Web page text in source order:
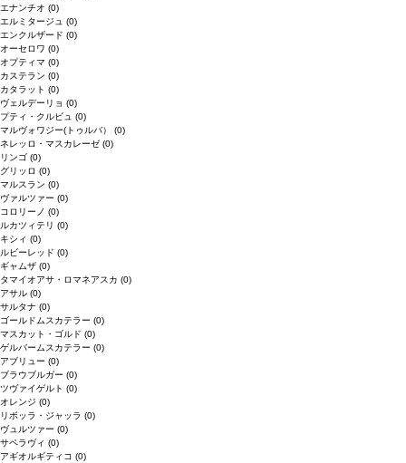
エナンチオ (0)
エルミタージュ (0)
エンクルザード (0)
オーセロワ (0)
オプティマ (0)
カステラン (0)
カタラット (0)
ヴェルデーリョ (0)
プティ・クルビュ (0)
マルヴォワジー(トゥルバ） (0)
ネレッロ・マスカレーゼ (0)
リンゴ (0)
グリッロ (0)
マルスラン (0)
ヴァルツァー (0)
コロリーノ (0)
ルカツィテリ (0)
キシィ (0)
ルビーレッド (0)
ギャムザ (0)
タマイオアサ・ロマネアスカ (0)
アサル (0)
サルタナ (0)
ゴールドムスカテラー (0)
マスカット・ゴルド (0)
ゲルバームスカテラー (0)
アブリュー (0)
ブラウブルガー (0)
ツヴァイゲルト (0)
オレンジ (0)
リボッラ・ジャッラ (0)
ヴュルツァー (0)
サペラヴィ (0)
アギオルギティコ (0)